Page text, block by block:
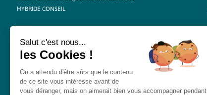
HYBRIDE CONSEIL
Salut c'est nous...
les Cookies !
On a attendu d'être sûrs que le contenu
de ce site vous intéresse avant de
vous déranger, mais on aimerait bien vous accompagner pendant